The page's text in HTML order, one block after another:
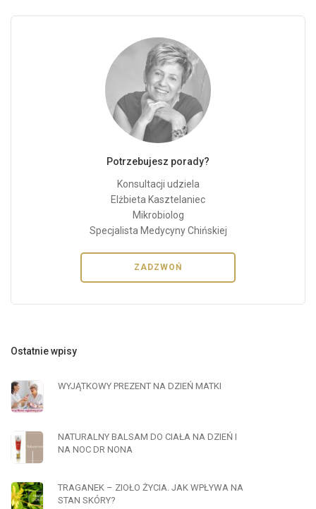
Potrzebujesz porady?
Konsultacji udziela
Elżbieta Kasztelaniec
Mikrobiolog
Specjalista Medycyny Chińskiej
ZADZWOŃ
Ostatnie wpisy
WYJĄTKOWY PREZENT NA DZIEŃ MATKI
NATURALNY BALSAM DO CIAŁA NA DZIEŃ I
NA NOC DR NONA
TRAGANEK – ZIOŁO ŻYCIA. JAK WPŁYWA NA
STAN SKÓRY?